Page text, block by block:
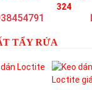
324
TẨY RỬA